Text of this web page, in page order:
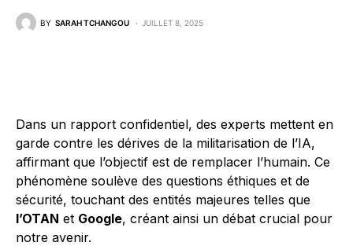
BY SARAH TCHANGOU JUILLET 8, 2025
Dans un rapport confidentiel, des experts mettent en
garde contre les dérives de la militarisation de l’IA,
affirmant que l’objectif est de remplacer l’humain. Ce
phénomène soulève des questions éthiques et de
sécurité, touchant des entités majeures telles que
l’OTAN et Google, créant ainsi un débat crucial pour
notre avenir.